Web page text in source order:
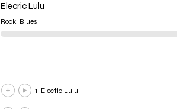
Elecric Lulu
Rock, Blues
1. Electic Lulu